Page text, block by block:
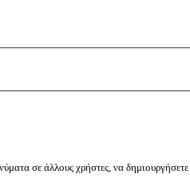
σε άλλους χρήστες, να